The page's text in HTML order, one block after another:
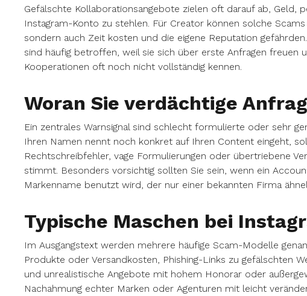
Gefälschte Kollaborationsangebote zielen oft darauf ab, Geld,
Instagram-Konto zu stehlen. Für Creator können solche
sondern auch Zeit kosten und die eigene Reputation
sind häufig betroffen, weil sie sich über erste Anfragen freuen
Kooperationen oft noch nicht vollständig kennen.
Woran Sie verdächtige
Ein zentrales Warnsignal sind schlecht formulierte oder sehr
Ihren Namen nennt noch konkret auf Ihren Content eingeht,
Rechtschreibfehler, vage Formulierungen oder übertriebene
stimmt. Besonders vorsichtig sollten Sie sein, wenn ein
Markenname benutzt wird, der nur einer bekannten Firma
Typische Maschen bei
Im Ausgangstext werden mehrere häufige Scam-Modelle
Produkte oder Versandkosten, Phishing-Links zu gefälschten
und unrealistische Angebote mit hohem Honorar oder
Nachahmung echter Marken oder Agenturen mit leicht